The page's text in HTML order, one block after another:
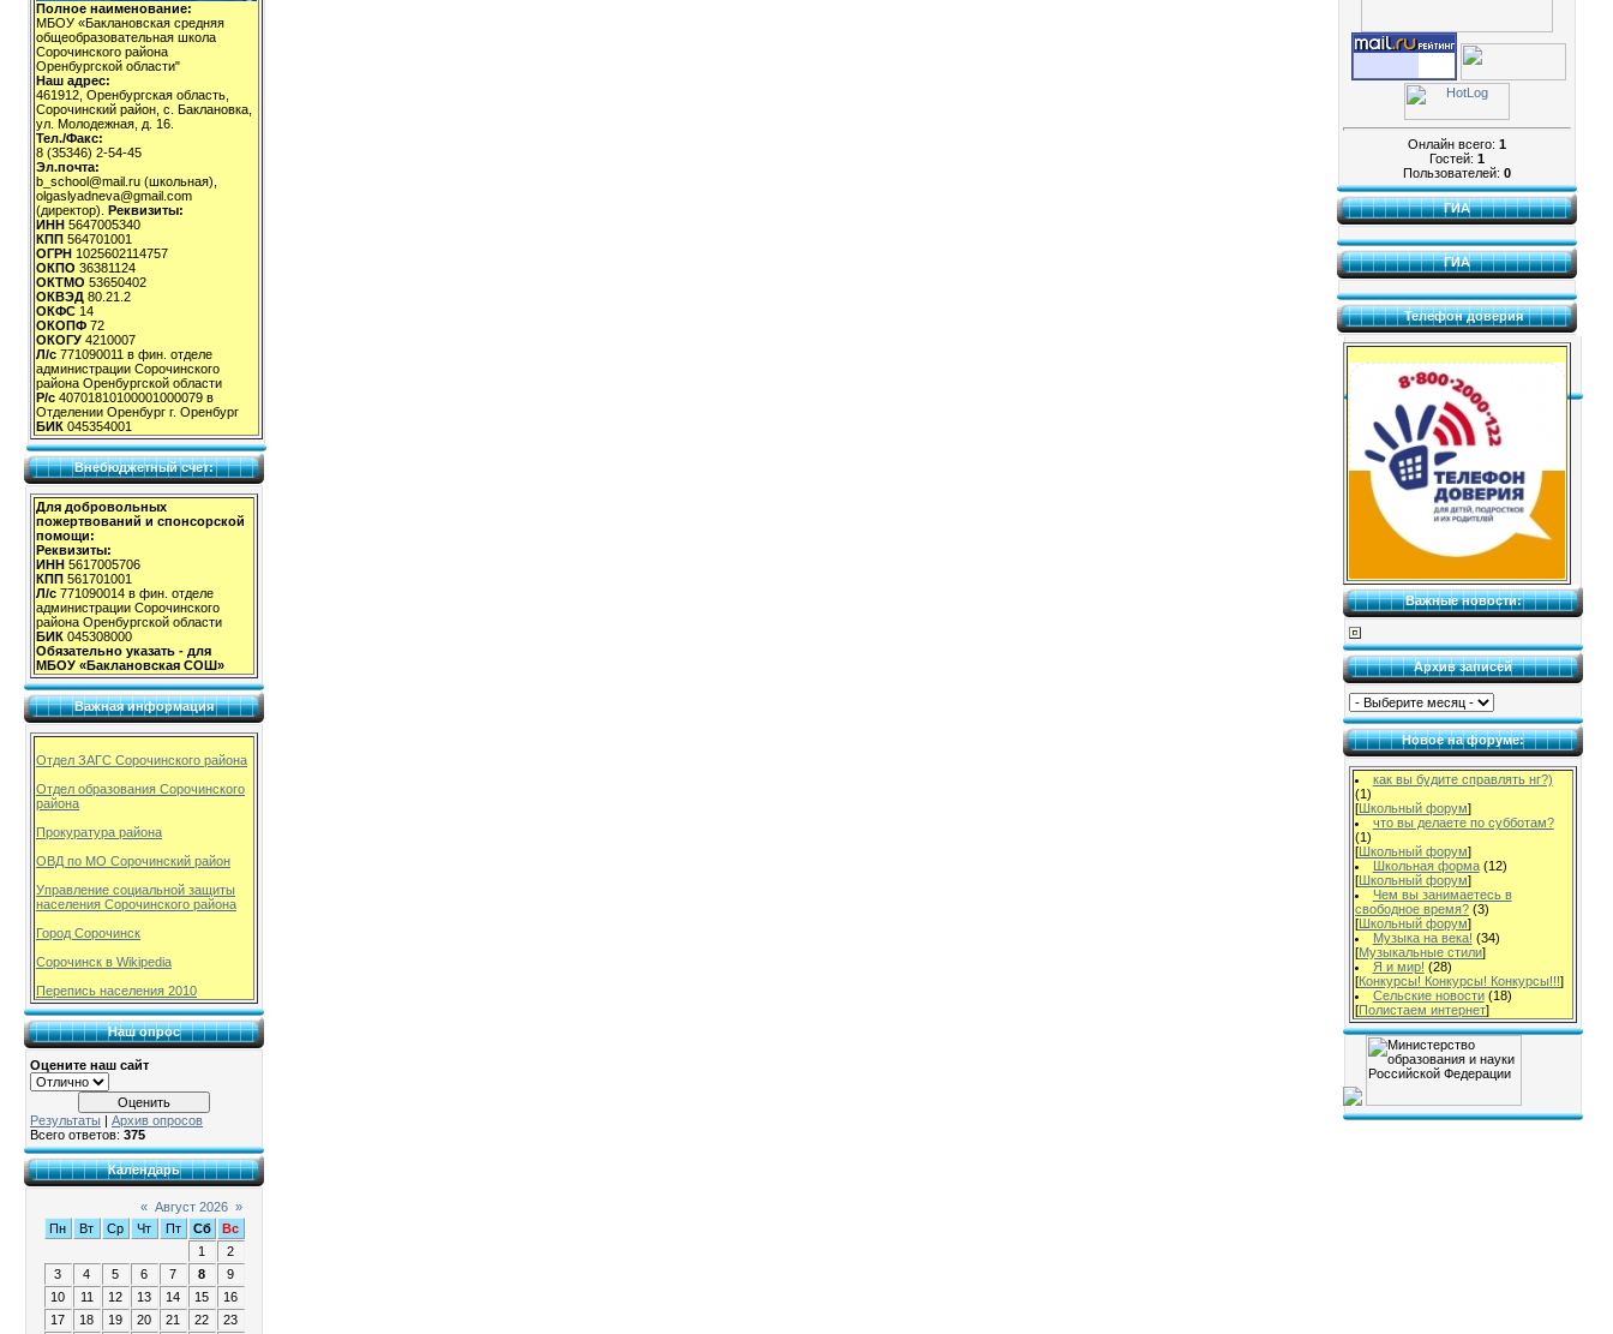
Полное наименование:
МБОУ «Баклановская средняя
общеобразовательная школа
Сорочинского района
Оренбургской области"
Наш адрес:
461912, Оренбургская область,
Сорочинский район, с. Баклановка,
ул. Молодежная, д. 16.
Тел./Факс:
8 (35346) 2-54-45
Эл.почта:
b_school@mail.ru (школьная),
olgaslyadneva@gmail.com
(директор). Реквизиты:
ИНН 5647005340
КПП 564701001
ОГРН 1025602114757
ОКПО 36381124
ОКТМО 53650402
ОКВЭД 80.21.2
ОКФС 14
ОКОПФ 72
ОКОГУ 4210007
Л/с 771090011 в фин. отделе
администрации Сорочинского
района Оренбургской области
Р/с 40701810100001000079 в
Отделении Оренбург г. Оренбург
БИК 045354001
Внебюджетный счет:
Для добровольных
пожертвований и спонсорской
помощи:
Реквизиты:
ИНН 5617005706
КПП 561701001
Л/с 771090014 в фин. отделе
администрации Сорочинского
района Оренбургской области
БИК 045308000
Обязательно указать - для
МБОУ «Баклановская СОШ»
Важная информация
Отдел ЗАГС Сорочинского района
Отдел образования Сорочинского
района
Прокуратура района
ОВД по МО Сорочинский район
Управление социальной защиты
населения Сорочинского района
Город Сорочинск
Сорочинск в Wikipedia
Перепись населения 2010
Наш опрос
Оцените наш сайт
Результаты
Архив опросов
Всего ответов: 375
Календарь
« Август 2026 »
Пн
Вт Ср Чт Пт Сб
Вс
1
2
3
4 5 6 7 8
9
10
11 12 13 14 15
16
17
18 19 20 21 22
23
Онлайн всего: 1
Гостей: 1
Пользователей: 0
ГИА
ГИА
Телефон доверия
Важные новости:
Архив записей
Новое на форуме:
как вы будите справлять нг?)
(1)
[Школьный форум]
что вы делаете по субботам?
(1)
[Школьный форум]
Школьная форма (12)
[Школьный форум]
Чем вы занимаетесь в
свободное время? (3)
[Школьный форум]
Музыка на века! (34)
[Музыкальные стили]
Я и мир! (28)
[Конкурсы! Конкурсы! Конкурсы!!!]
Сельские новости (18)
[Полистаем интернет]